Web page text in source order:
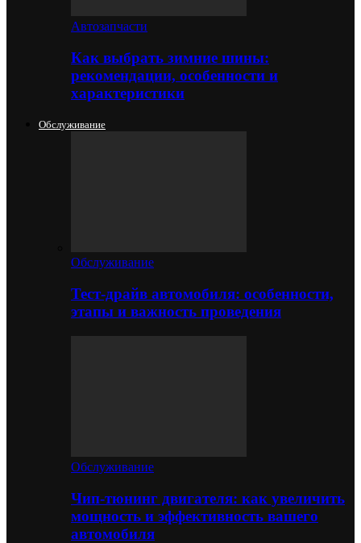
Автозапчасти
Как выбрать зимние шины:
рекомендации, особенности и
характеристики
Обслуживание
Обслуживание
Тест-драйв автомобиля: особенности,
этапы и важность проведения
Обслуживание
Чип-тюнинг двигателя: как увеличить
мощность и эффективность вашего
автомобиля